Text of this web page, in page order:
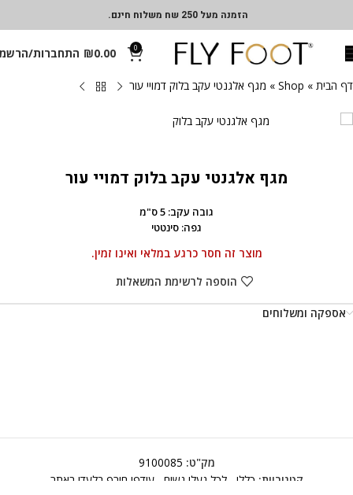
הזמנה מעל 250 שח משלוח חינם.
0
₪0.00 התחברות/
דף הבית »
Shop
» מגף אלגנטי עקב בלוק דמויי עור
מגף אלגנטי עקב בלוק דמויי עור
גובה עקב: 5 ס"מ
גפה: סינטטי
מוצר זה חסר כרגע במלאי ואינו זמין.
הוספה לרשימת המשאלות
אספקה ומשלוחים
מק"ט: 9100085
קטגוריות: כללי לכל נעלי נשים עודפי חורף בלעדי באתר